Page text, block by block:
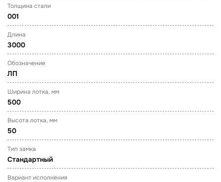
Толщина стали
001
Длина
3000
Обозначение
ЛП
Ширина лотка, мм
500
Высота лотка, мм
50
Тип замка
Стандартный
Вариант исполнения